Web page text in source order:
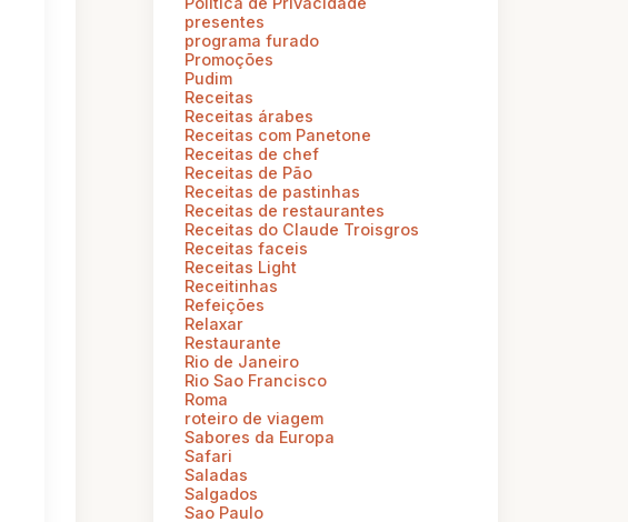
presentes
programa furado
Promoções
Pudim
Receitas
Receitas árabes
Receitas com Panetone
Receitas de chef
Receitas de Pão
Receitas de pastinhas
Receitas de restaurantes
Receitas do Claude Troisgros
Receitas faceis
Receitas Light
Receitinhas
Refeições
Relaxar
Restaurante
Rio de Janeiro
Rio Sao Francisco
Roma
roteiro de viagem
Sabores da Europa
Safari
Saladas
Salgados
Sao Paulo